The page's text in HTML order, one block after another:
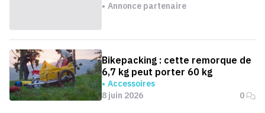
Annonce partenaire
Bikepacking : cette remorque de
6,7 kg peut porter 60 kg
Accessoires
8 juin 2026
0